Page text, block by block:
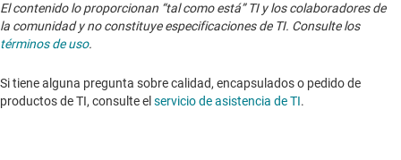
El contenido lo proporcionan “tal como está” TI y los colaboradores de
la comunidad y no constituye especificaciones de TI. Consulte los
términos de uso.
Si tiene alguna pregunta sobre calidad, encapsulados o pedido de
productos de TI, consulte el servicio de asistencia de TI. ​​​​​​​​​​​​​​